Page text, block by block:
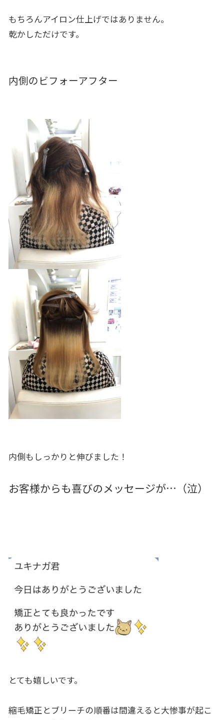
もちろんアイロン仕上げではありません。
乾かしただけです。
内側のビフォーアフター
内側もしっかりと伸びました！
お客様からも喜びのメッセージが…（泣）
とても嬉しいです。
縮毛矯正とブリーチの順番は間違えると大惨事が起こ